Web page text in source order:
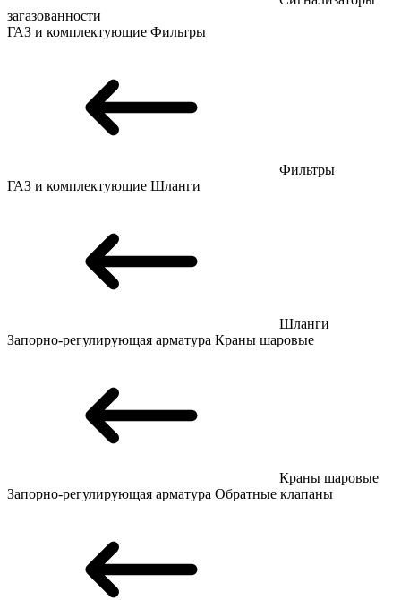
загазованности
ГАЗ и комплектующие Фильтры
Фильтры
ГАЗ и комплектующие Шланги
Шланги
Запорно-регулирующая арматура Краны шаровые
Краны шаровые
Запорно-регулирующая арматура Обратные клапаны